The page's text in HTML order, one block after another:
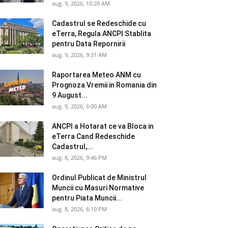
aug. 9, 2026, 10:20 AM
Cadastrul se Redeschide cu
eTerra, Regula ANCPI Stablita
pentru Data Repornirii
aug. 9, 2026, 9:31 AM
Raportarea Meteo ANM cu
Prognoza Vremii in Romania din
9 August...
aug. 9, 2026, 6:00 AM
ANCPI a Hotarat ce va Bloca in
eTerra Cand Redeschide
Cadastrul,...
aug. 8, 2026, 9:46 PM
Ordinul Publicat de Ministrul
Muncii cu Masuri Normative
pentru Piata Muncii...
aug. 8, 2026, 6:10 PM